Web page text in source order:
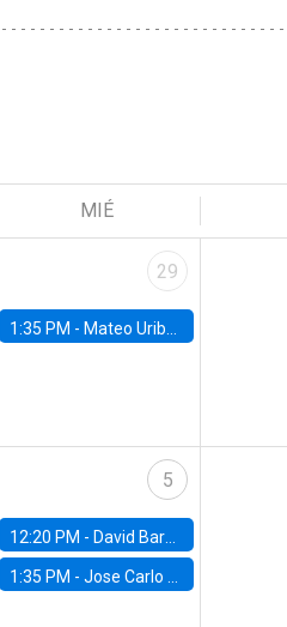
MIÉ
29
1:35 PM - Mateo Uribe-Castro, Universidad de los Andes (Colombia)
5
12:20 PM - David Bardey, Universidad de los Andes - CEDE
1:35 PM -Jose Carlo Bermudez, UC (ME) & World Bank